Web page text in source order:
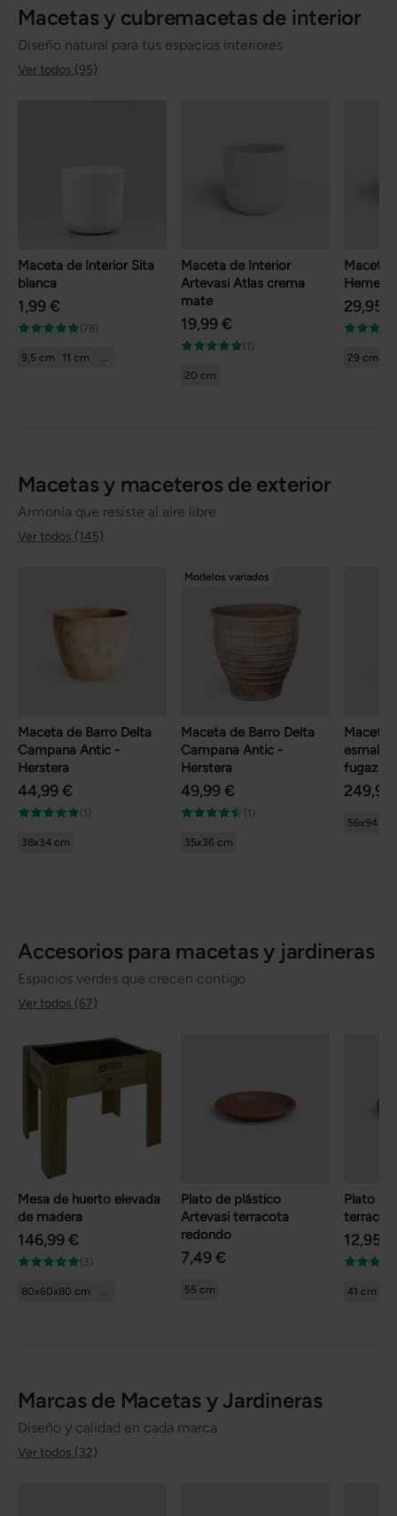
Macetas y cubremacetas de interior
Ver todos (95)
Diseño natural para tus espacios interiores
Maceta de Interior Sita
blanca
1,99 €
(78)
9,5 cm 11 cm
Maceta de Interior
Artevasi Atlas crema
mate
19,99 €
(1)
20 cm
Maceta
Hemera
29,95 €
29 cm
Macetas y maceteros de exterior
Ver todos (145)
Armonía que resiste al aire libre
Maceta de Barro Delta
Campana Antic -
Herstera
44,99 €
(1)
38x34 cm
Modelos variados
Maceta de Barro Delta
Campana Antic -
Herstera
49,99 €
(1)
35x36 cm
Maceta
fugaz
249,95
56x94 cm
Accesorios para macetas y jardineras
Ver todos (67)
Espacios verdes que crecen contigo
Mesa de huerto elevada
de madera
146,99 €
(3)
80x60x80 cm
Plato de plástico
Artevasi terracota
redondo
7,49 €
55 cm
Plato
12,95 €
41 cm
Marcas de Macetas y Jardineras
Ver todos (32)
Diseño y calidad en cada marca